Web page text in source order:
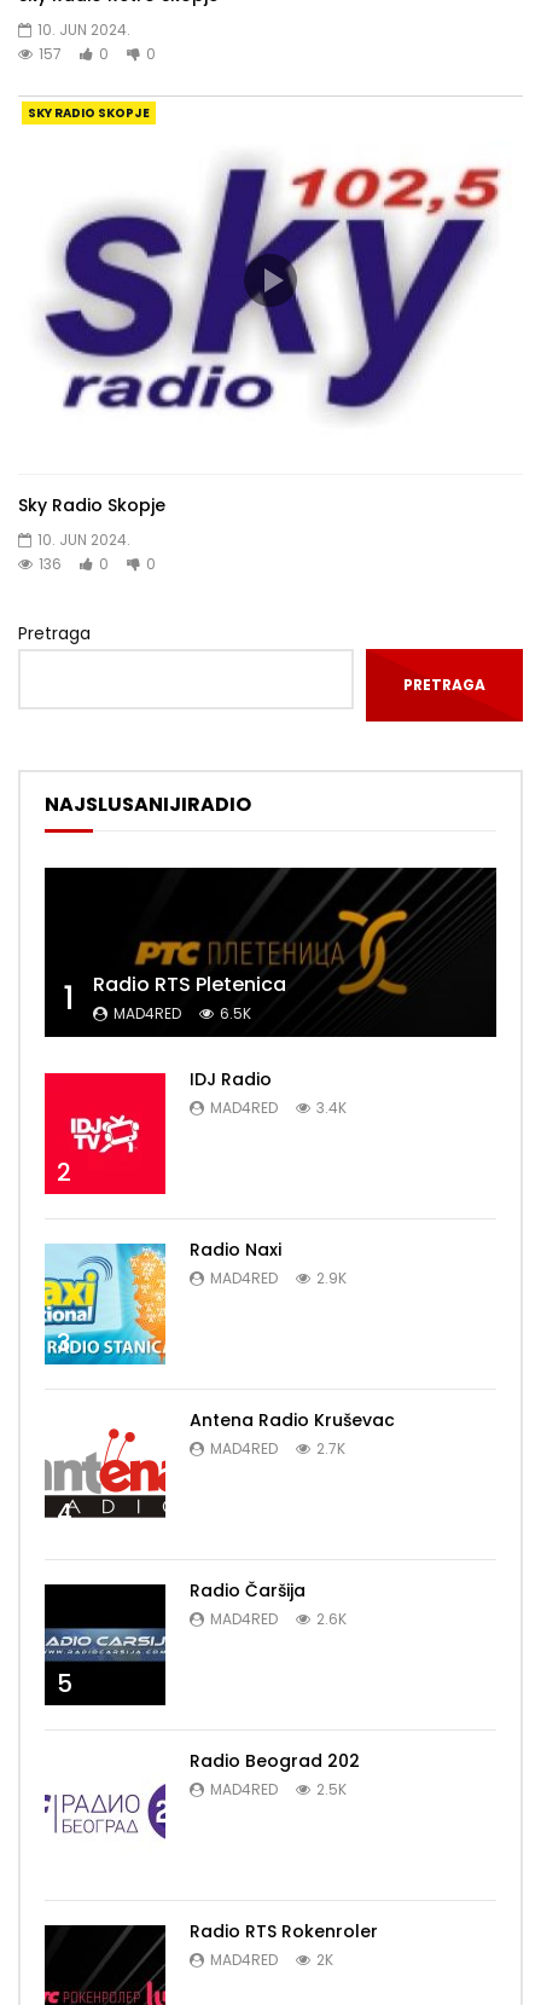
10. JUN 2024.
157
0 0
SKY RADIO SKOPJE
Sky Radio Skopje
10. JUN 2024.
136
0 0
Pretraga
PRETRAGA
NAJSLUSANIJIRADIO
1 Radio RTS Pletenica
MAD4RED 6.5K
2
IDJ Radio
MAD4RED 3.4K
3
Radio Naxi
MAD4RED 2.9K
4
Antena Radio Kruševac
MAD4RED 2.7K
5
Radio Čaršija
MAD4RED 2.6K
Radio Beograd 202
MAD4RED 2.5K
Radio RTS Rokenroler
MAD4RED 2K